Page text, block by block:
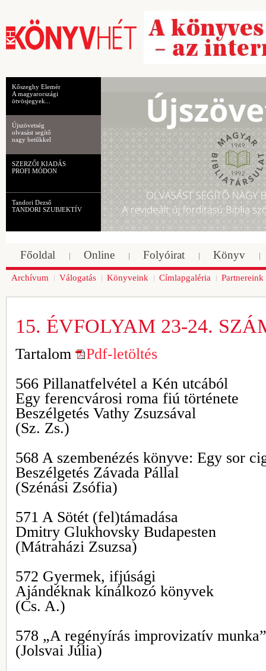
Kőszeghy Elemér
A magyarországi
ötvösjegyek...
Újszövetség
olvasást segítő
nagy betűkkel
SZERZŐI KIADÁS
PROFI MÓDON
Tandori Dezső
TANDORI SZUBJEKTÍV
Főoldal Online Folyóirat Könyv
Archívum Válogatás Könyveink Címlapgaléria Partnereink
15. ÉVFOLYAM 23-24.
Tartalom
Pdf-letöltés
566 Pillanatfelvétel a Kén utcából
Egy ferencvárosi roma fiú története
Beszélgetés Vathy Zsuzsával
(Sz. Zs.)
568 A szembenézés könyve: Egy sor
Beszélgetés Závada Pállal
(Szénási Zsófia)
571 A Sötét (fel)támadása
Dmitry Glukhovsky Budapesten
(Mátraházi Zsuzsa)
572 Gyermek, ifjúsági
Ajándéknak kínálkozó könyvek
(Cs. A.)
578 „A regényírás improvizatív
(Jolsvai Júlia)